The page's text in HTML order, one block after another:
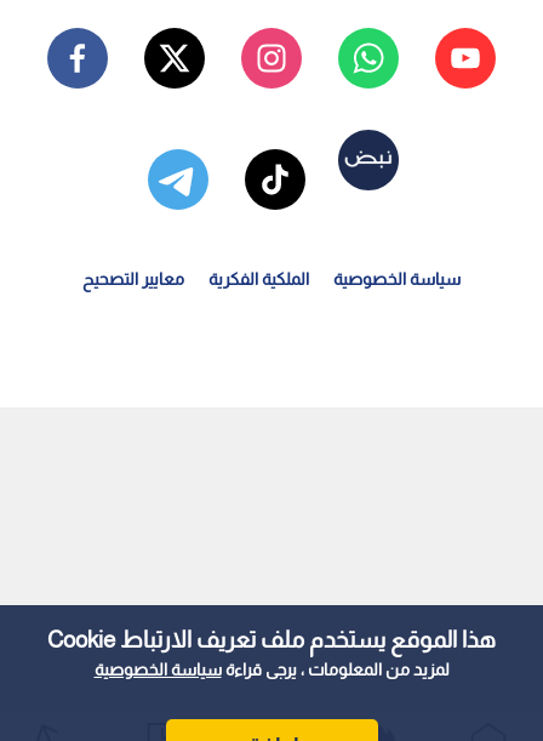
هذا الموقع يستخدم ملف تعريف الارتباط Cookie
لمزيد من المعلومات ، يرجى قراءةسياسة الخصوصية
سياسة الخصوصية الملكية الفكرية معايير التصحيح